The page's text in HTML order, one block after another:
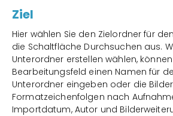
Ziel
Hier wählen Sie den Zielordner für
die Schaltfläche Durchsuchen aus.
Unterordner erstellen wählen,
Bearbeitungsfeld einen Namen für
Unterordner eingeben oder die
Formatzeichenfolgen nach
Importdatum, Autor und